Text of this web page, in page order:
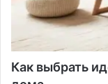
Как выбрать